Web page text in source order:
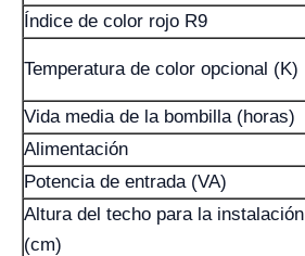
Índice de color rojo R9
Temperatura de color opcional (K)
Vida media de la bombilla (horas)
Alimentación
Potencia de entrada (VA)
Altura del techo para la instalación
(cm)